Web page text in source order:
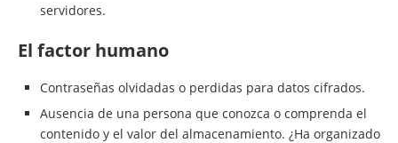
servidores.
El factor humano
Contraseñas olvidadas o perdidas para datos cifrados.
Ausencia de una persona que conozca o comprenda el
contenido y el valor del almacenamiento. ¿Ha organizado